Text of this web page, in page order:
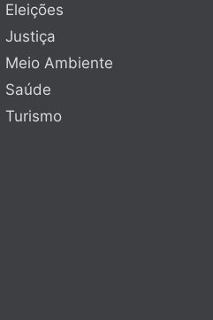
Eleições
Justiça
Meio Ambiente
Saúde
Turismo